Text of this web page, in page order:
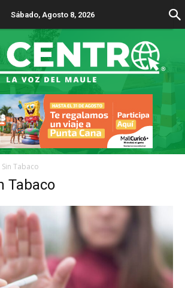
Sábado, Agosto 8, 2026
Sin Tabaco
Tabaco